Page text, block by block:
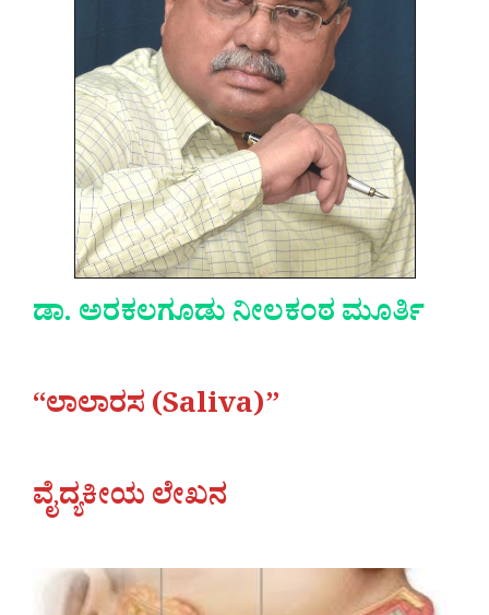
ಡಾ. ಅರಕಲಗೂಡು ನೀಲಕಂಠ ಮೂರ್ತಿ
“ಲಾಲಾರಸ (Saliva)”
ವೈದ್ಯಕೀಯ ಲೇಖನ